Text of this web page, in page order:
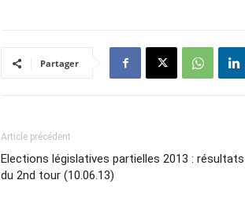
Partager
Article précédent
Elections législatives partielles 2013 : résultats
du 2nd tour (10.06.13)